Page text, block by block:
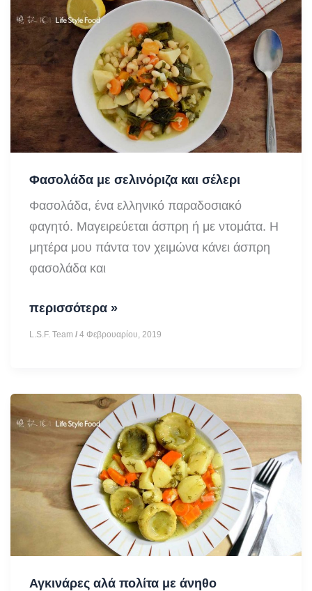
Φασολάδα με σελινόριζα και σέλερι
Φασολάδα, ένα ελληνικό παραδοσιακό
φαγητό. Μαγειρεύεται άσπρη ή με ντομάτα. Η
μητέρα μου πάντα τον χειμώνα κάνει άσπρη
φασολάδα και
Φασολάδα
με
σέλερι
περισσότερα »
L.S.F. Team/4 Φεβρουαρίου, 2019
Αγκινάρες αλά πολίτα με άνηθο